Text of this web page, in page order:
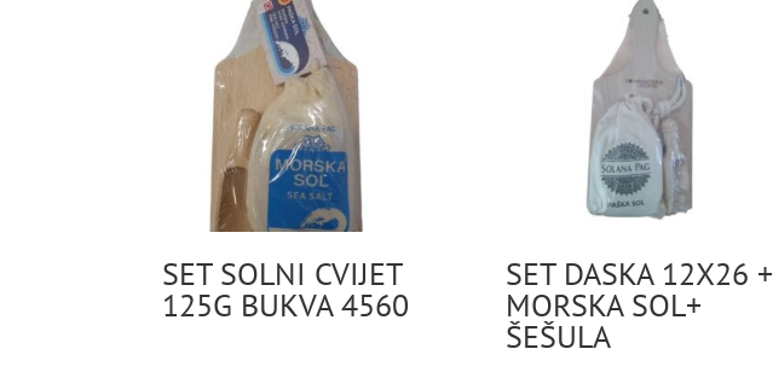
SET SOLNI CVIJET
125G BUKVA 4560
SET DASKA 12X26 +
MORSKA SOL+
ŠEŠULA